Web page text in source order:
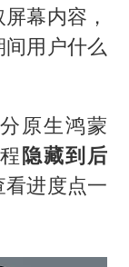
幕内容，
用户什么
原生鸿蒙
隐藏到后
看进度点一